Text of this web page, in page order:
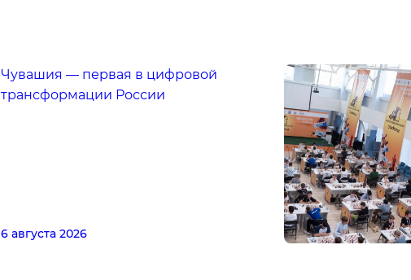
Чувашия — первая в цифровой
трансформации России
6 августа 2026